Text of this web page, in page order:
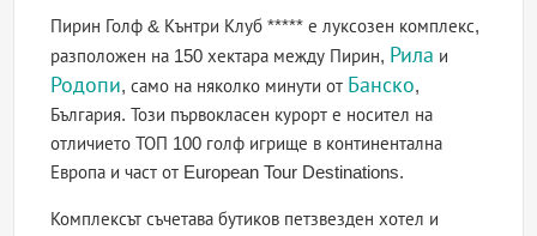
Пирин Голф & Кънтри Клуб ***** е луксозен комплекс,
разположен на 150 хектара между Пирин, Рила и
Родопи, само на няколко минути от Банско,
България. Този първокласен курорт е носител на
отличието ТОП 100 голф игрище в континентална
Европа и част от European Tour Destinations.
Комплексът съчетава бутиков петзвезден хотел и